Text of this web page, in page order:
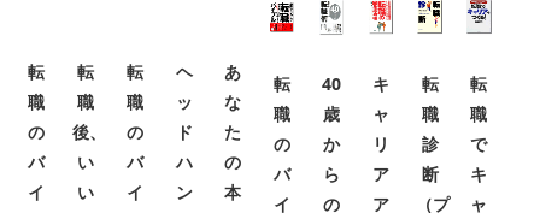
転
職
の
バ
イ
転
職
後、
い
い
転
職
の
バ
イ
ヘ
ッ
ド
ハ
ン
あ
な
た
の
本
転
職
の
バ
イ
40
歳
か
ら
の
キ
ャ
リ
ア
ア
転
職
診
断
（プ
転
職
で
キ
ャ